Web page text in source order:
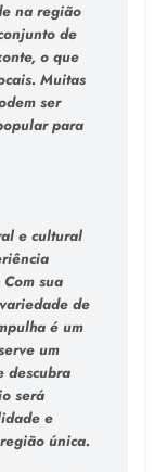
na região
de
o que
Muitas
ser
para
e cultural
sua
de
é um
um
descubra
será
e
única.